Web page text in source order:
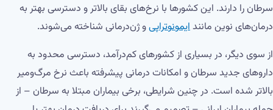
سرطان را دارند. این کشورها با نرخ‌های بقای بالاتر و دسترسی بهتر به
درمان‌های نوین مانندایمونوتراپیو ژن‌درمانی شناخته می‌شوند.
از سوی دیگر، در بسیاری از کشورهای کم‌درآمد، دسترسی محدود به
داروهای جدید سرطان و امکانات درمانی پیشرفته باعث نرخ مرگ‌ومیر
بالاتر شده است. در چنین شرایطی، برخی بیماران مبتلا به سرطان – از